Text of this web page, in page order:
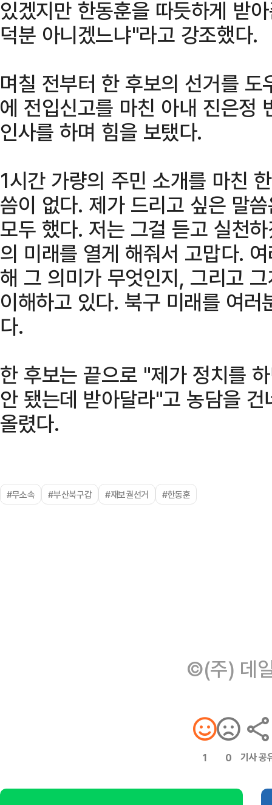
있겠지만 한동훈을 따듯하게 받
덕분 아니겠느냐"라고 강조했다.
며칠 전부터 한 후보의 선거를
에 전입신고를 마친 아내 진은정
인사를 하며 힘을 보탰다.
1시간 가량의 주민 소개를 마친
씀이 없다. 제가 드리고 싶은 말
모두 했다. 저는 그걸 듣고 실천
의 미래를 열게 해줘서 고맙다.
해 그 의미가 무엇인지, 그리고
이해하고 있다. 북구 미래를 여
다.
한 후보는 끝으로 "제가 정치를
안 됐는데 받아달라"고 농담을
올렸다.
#무소속 #부산북구갑 #재보궐선거 #한동훈
©(주) 데
1 0 기사 공